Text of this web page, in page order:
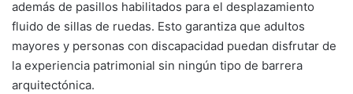
además de pasillos habilitados para el desplazamiento
fluido de sillas de ruedas. Esto garantiza que adultos
mayores y personas con discapacidad puedan disfrutar de
la experiencia patrimonial sin ningún tipo de barrera
arquitectónica.